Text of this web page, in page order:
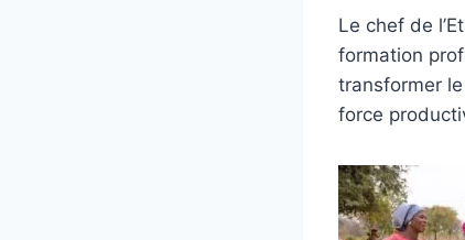
Le chef de
formation
transformer
force